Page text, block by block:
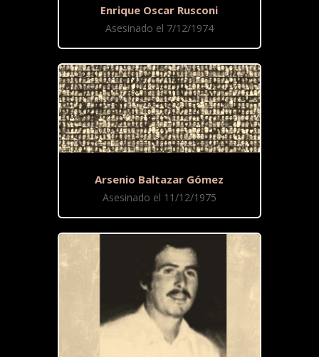
Enrique Oscar Rusconi
Asesinado el 7/12/1974
Arsenio Baltazar Gómez
Asesinado el 11/12/1975